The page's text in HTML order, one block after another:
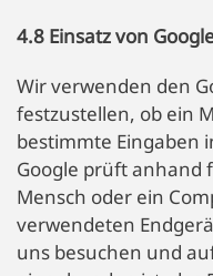
4.8 Einsatz von
Wir verwenden den
festzustellen, ob ein
bestimmte Eingaben
Google prüft anhand
Mensch oder ein
verwendeten
uns besuchen und